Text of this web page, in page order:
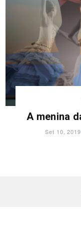
A menina
Set 10, 2019